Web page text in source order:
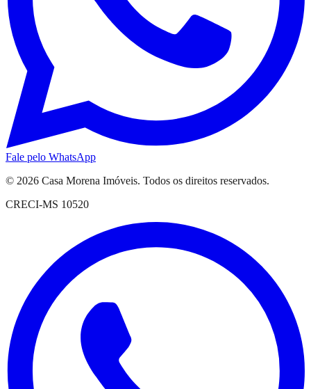
Fale pelo WhatsApp
© 2026 Casa Morena Imóveis. Todos os direitos reservados.
CRECI-MS 10520